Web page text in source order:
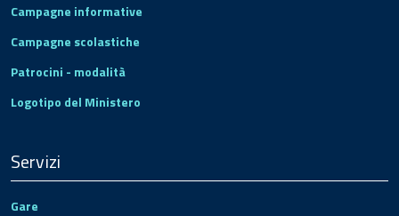
Campagne informative
Campagne scolastiche
Patrocini - modalità
Logotipo del Ministero
Servizi
Gare